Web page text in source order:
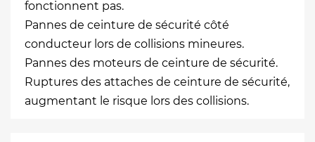
fonctionnent pas.
Pannes de ceinture de sécurité côté
conducteur lors de collisions mineures.
Pannes des moteurs de ceinture de sécurité.
Ruptures des attaches de ceinture de sécurité,
augmentant le risque lors des collisions.